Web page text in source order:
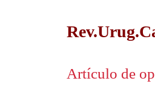
Artículo de